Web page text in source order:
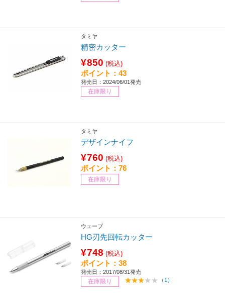
タミヤ
精密カッター
¥850 (税込)
ポイント：43
発売日：2024/06/01発売
在庫限り
タミヤ
デザインナイフ
¥760 (税込)
ポイント：76
在庫限り
ウェーブ
HG刃先回転カッター
¥748 (税込)
ポイント：38
発売日：2017/08/31発売
在庫限り （1）